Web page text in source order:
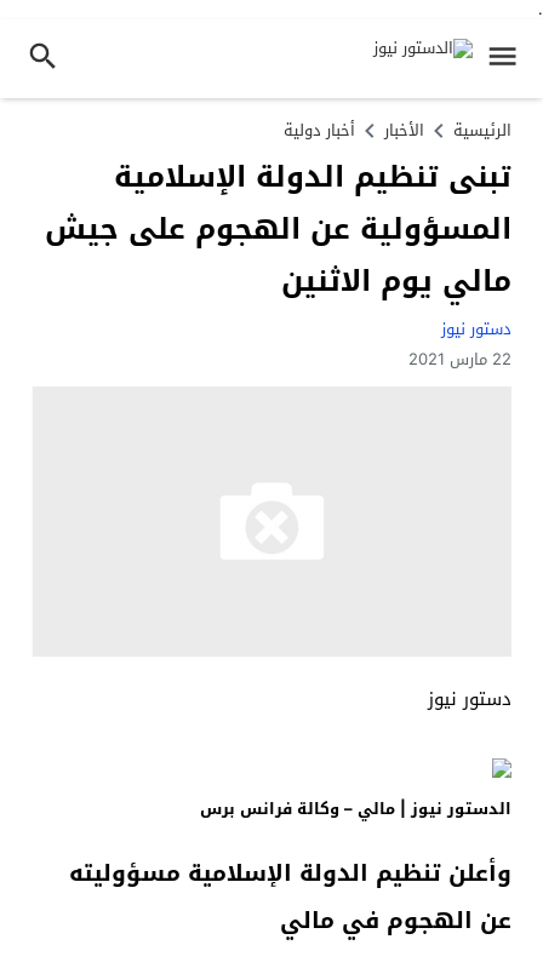
.
الرئيسية الأخبار أخبار دولية
تبنى تنظيم الدولة الإسلامية
المسؤولية عن الهجوم على جيش
مالي يوم الاثنين
دستور نيوز
22 مارس 2021
دستور نيوز
الدستور نيوز | مالي – وكالة فرانس برس
وأعلن تنظيم الدولة الإسلامية مسؤوليته
عن الهجوم في مالي